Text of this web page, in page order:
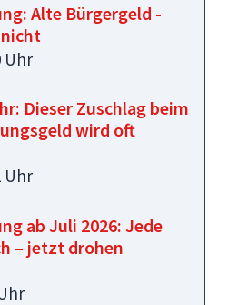
Alte Bürgergeld -
Uhr
Dieser Zuschlag beim
wird oft
Uhr
ab Juli 2026: Jede
– jetzt drohen